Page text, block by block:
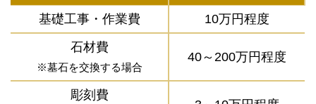
基礎工事・作業費
10万円程度
石材費
※墓石を交換する場合
40～200万円程度
彫刻費